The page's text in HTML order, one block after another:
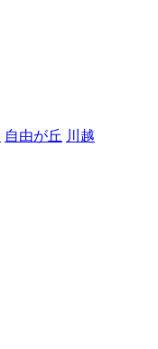
自由が丘 川越